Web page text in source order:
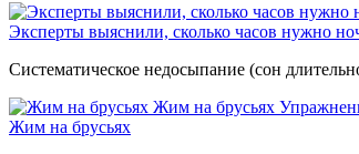
Эксперты выяснили, сколько часов нужно
Систематическое недосыпание (сон
Жим на брусьях
Жим на брусьях